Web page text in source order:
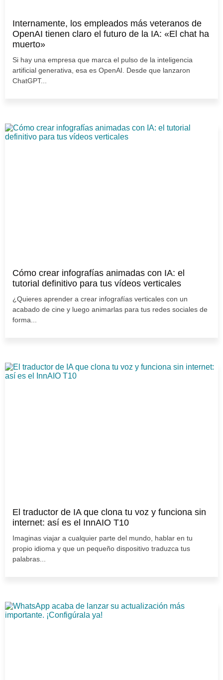
Internamente, los empleados más veteranos de
OpenAI tienen claro el futuro de la IA: «El chat ha
muerto»
Si hay una empresa que marca el pulso de la inteligencia
artificial generativa, esa es OpenAI. Desde que lanzaron
ChatGPT...
Cómo crear infografías animadas con IA: el
tutorial definitivo para tus vídeos verticales
¿Quieres aprender a crear infografías verticales con un
acabado de cine y luego animarlas para tus redes sociales de
forma...
El traductor de IA que clona tu voz y funciona sin
internet: así es el InnAIO T10
Imaginas viajar a cualquier parte del mundo, hablar en tu
propio idioma y que un pequeño dispositivo traduzca tus
palabras...